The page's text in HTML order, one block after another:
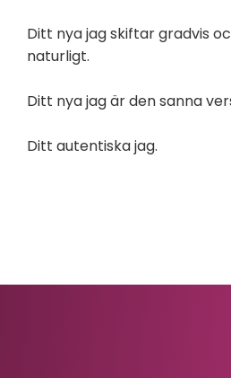
Ditt nya jag skiftar gradvis
naturligt.
Ditt nya jag är den sanna
Ditt autentiska jag.